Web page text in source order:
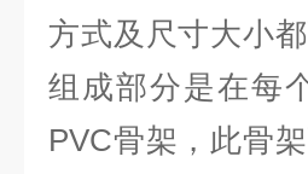
方式及尺寸大小
组成部分是在每
PVC骨架，此骨